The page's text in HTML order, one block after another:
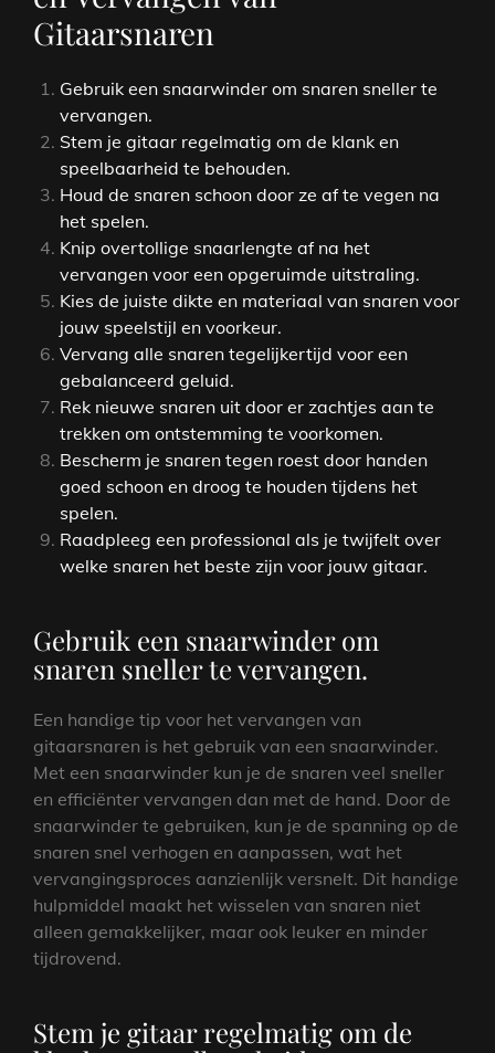
Gitaarsnaren
Gebruik een snaarwinder om snaren sneller te
vervangen.
Stem je gitaar regelmatig om de klank en
speelbaarheid te behouden.
Houd de snaren schoon door ze af te vegen na
het spelen.
Knip overtollige snaarlengte af na het
vervangen voor een opgeruimde uitstraling.
Kies de juiste dikte en materiaal van snaren voor
jouw speelstijl en voorkeur.
Vervang alle snaren tegelijkertijd voor een
gebalanceerd geluid.
Rek nieuwe snaren uit door er zachtjes aan te
trekken om ontstemming te voorkomen.
Bescherm je snaren tegen roest door handen
goed schoon en droog te houden tijdens het
spelen.
Raadpleeg een professional als je twijfelt over
welke snaren het beste zijn voor jouw gitaar.
Gebruik een snaarwinder om
snaren sneller te vervangen.
Een handige tip voor het vervangen van
gitaarsnaren is het gebruik van een snaarwinder.
Met een snaarwinder kun je de snaren veel sneller
en efficiënter vervangen dan met de hand. Door de
snaarwinder te gebruiken, kun je de spanning op de
snaren snel verhogen en aanpassen, wat het
vervangingsproces aanzienlijk versnelt. Dit handige
hulpmiddel maakt het wisselen van snaren niet
alleen gemakkelijker, maar ook leuker en minder
tijdrovend.
Stem je gitaar regelmatig om de